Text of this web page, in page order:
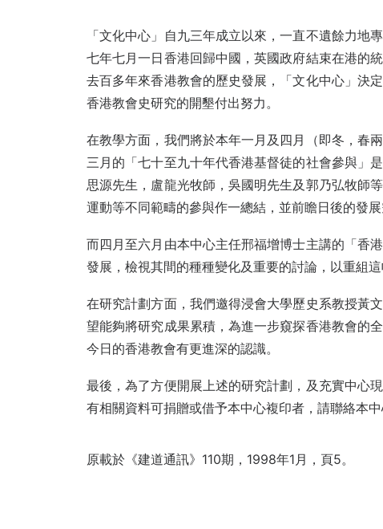
「文化中心」自九三年成立以來，一直不遺餘力
七年七月一日香港回歸中國，英國政府結束在港的
去百多年來香港教會的歷史發展，「文化中心」決
香港教會史研究的開墾付出努力。
在教學方面，我們將於本年一月及四月（即冬，春
三月的「七十至九十年代香港基督徒的社會參與」
思源先生，盧龍光牧師，吳國明先生及郭乃弘牧師
運動等不同範疇的參與作一總結，並前瞻日後的發展
而四月至六月由本中心主任邢福增博士主講的「香
發展，檢視其間的種種變化及重要的討論，以重組這
在研究計劃方面，我們邀得浸會大學歷史系教授黃
望能夠將研究成果累積，為進一步窺探香港教會的
今日的香港教會有更進深的認識。
最後，為了方便開展上述的研究計劃，及充實中心
有相關資料可捐贈或借予本中心複印者，請聯絡本中
原載於《建道通訊》110期，1998年1月，頁5。